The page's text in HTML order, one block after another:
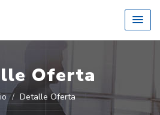
Oferta
Detalle Oferta